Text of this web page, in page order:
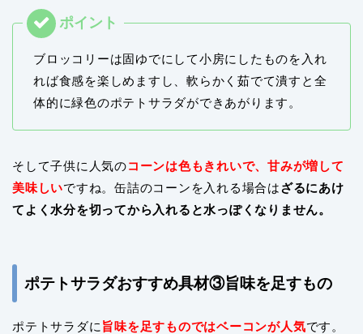
ブロッコリーは固ゆでにして小房にしたものを入れ
れば食感を楽しめますし、軟らかく茹でて潰すと全
体的に緑色のポテトサラダができあがります。
そして子供に人気のコーンは色もきれいで、甘みが増して
美味しいですね。缶詰のコーンを入れる場合はざるにあけ
てよく水分を切ってから入れると水っぽくなりません。
ポテトサラダおすすめ具材③旨味を足すもの
ポテトサラダに 旨味を足すものではベーコンが人気です。